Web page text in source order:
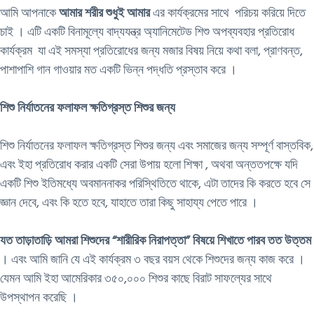
আমি আপনাকেআমার শরীর শুধুই আমারএর কার্যক্রমের সাথে পরিচয় করিয়ে দিতে
চাই । এটি একটি বিনামূল্যে বাদ্যযন্ত্র অ্যানিমেটেড শিশু অপব্যবহার প্রতিরোধ
কার্যক্রম যা এই সমস্যা প্রতিরোধের জন্য মজার বিষয় নিয়ে কথা বলা, প্রাণবন্ত,
পাশাপাশি গান গাওয়ার মত একটি ভিন্ন পদ্ধতি প্রস্তাব করে ।
শিশু নির্যাতনের ফলাফল ক্ষতিগ্রস্ত শিশুর জন্য
শিশু নির্যাতনের ফলাফল ক্ষতিগ্রস্ত শিশুর জন্য এবং সমাজের জন্য সম্পূর্ণ বাস্তবিক,
এবং ইহা প্রতিরোধ করার একটি সেরা উপায় হলো শিক্ষা , অথবা অন্ততপক্ষে যদি
একটি শিশু ইতিমধ্যে অবমাননাকর পরিস্থিতিতে থাকে, এটা তাদের কি করতে হবে সে
জ্ঞান দেবে, এবং কি হতে হবে, যাহাতে তারা কিছু সাহায্য পেতে পারে ।
যত তাড়াতাড়ি আমরা শিশুদের “শারীরিক নিরাপত্তা” বিষয়ে শিখাতে পারব তত উত্তম
। এবং আমি জানি যে এই কার্যক্রম ৩ বছর বয়স থেকে শিশুদের জন্য কাজ করে ।
যেমন আমি ইহা আমেরিকার ৩৫০,০০০ শিশুর কাছে বিরাট সাফল্যের সাথে
উপস্থাপন করেছি ।